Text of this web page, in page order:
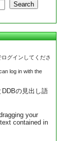
Search
グインしてくださ
log in with the
の見出し語
your
contained in